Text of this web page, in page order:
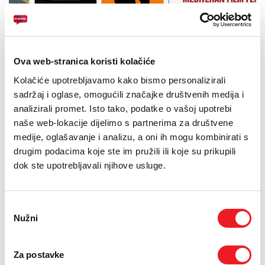
Ova web-stranica koristi kolačiće
Kolačiće upotrebljavamo kako bismo personalizirali
sadržaj i oglase, omogućili značajke društvenih medija i
analizirali promet. Isto tako, podatke o vašoj upotrebi
naše web-lokacije dijelimo s partnerima za društvene
medije, oglašavanje i analizu, a oni ih mogu kombinirati s
drugim podacima koje ste im pružili ili koje su prikupili
dok ste upotrebljavali njihove usluge.
pristanka
Nužni
Za postavke
PODRŠKA
04.10.2022.
festivala naći će se u videoteci, koju će ljubiteljima
Mediteran Film Festival.
Tako će svim korisnicima, putem HOME.TV platforme, Mediteran
Film Festival prikazati prošlogodišnji najbolji kratki dokumentarac
'Heurtebise', redatelja Elise Torres i Octavia Guerra iz Španjolske.
Film je to koji, kako su članovi žirija naveli u odluci, 'pokazuje
besprijekorno razumijevanje finoće potrebne za snimanje
dokumentarnog filma i vizualno uvjerljivog i iskrenog prema svojoj
glasovima, izabrala publika 22. Mediteran Film Festivala. Naime,
'Moje tijelo' talijanskog redatelja Michelea Pennetta, najbolji je film
Žiri je naveo kako u talijansko-švicarskom dokumentarcu kroz